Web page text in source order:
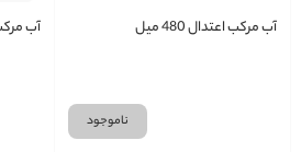
آب مرکب اعتدال 480 میل
ناموجود
آب مرکب